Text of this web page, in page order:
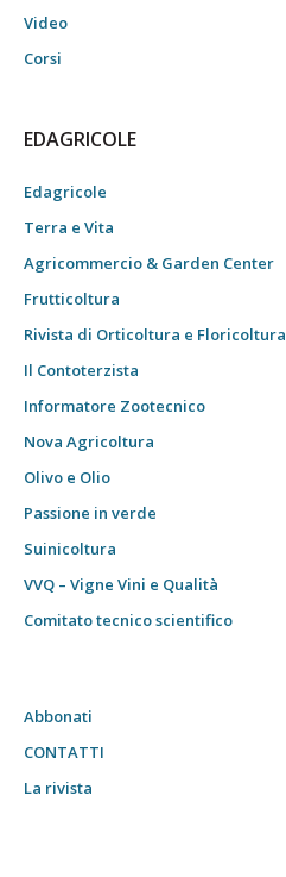
Video
Corsi
EDAGRICOLE
Edagricole
Terra e Vita
Agricommercio & Garden Center
Frutticoltura
Rivista di Orticoltura e Floricoltura
Il Contoterzista
Informatore Zootecnico
Nova Agricoltura
Olivo e Olio
Passione in verde
Suinicoltura
VVQ – Vigne Vini e Qualità
Comitato tecnico scientifico
Abbonati
CONTATTI
La rivista